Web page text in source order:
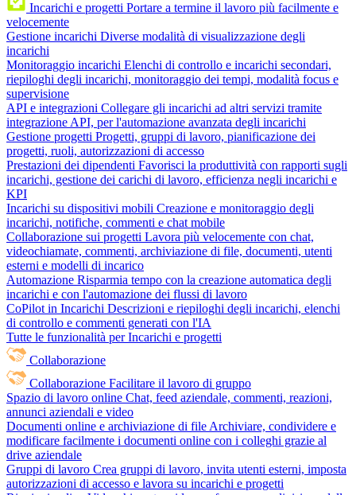
Incarichi e progetti Portare a termine il lavoro più facilmente e
velocemente
Gestione incarichi Diverse modalità di visualizzazione degli
incarichi
Monitoraggio incarichi Elenchi di controllo e incarichi secondari,
riepiloghi degli incarichi, monitoraggio dei tempi, modalità focus e
supervisione
API e integrazioni Collegare gli incarichi ad altri servizi tramite
integrazione API, per l'automazione avanzata degli incarichi
Gestione progetti Progetti, gruppi di lavoro, pianificazione dei
progetti, ruoli, autorizzazioni di accesso
Prestazioni dei dipendenti Favorisci la produttività con rapporti sugli
incarichi, gestione dei carichi di lavoro, efficienza negli incarichi e
KPI
Incarichi su dispositivi mobili Creazione e monitoraggio degli
incarichi, notifiche, commenti e chat mobile
Collaborazione sui progetti Lavora più velocemente con chat,
videochiamate, commenti, archiviazione di file, documenti, utenti
esterni e modelli di incarico
Automazione Risparmia tempo con la creazione automatica degli
incarichi e con l'automazione dei flussi di lavoro
CoPilot in Incarichi Descrizioni e riepiloghi degli incarichi, elenchi
di controllo e commenti generati con l'IA
Tutte le funzionalità per Incarichi e progetti
Collaborazione
Collaborazione Facilitare il lavoro di gruppo
Spazio di lavoro online Chat, feed aziendale, commenti, reazioni,
annunci aziendali e video
Documenti online e archiviazione di file Archiviare, condividere e
modificare facilmente i documenti online con i colleghi grazie al
drive aziendale
Gruppi di lavoro Crea gruppi di lavoro, invita utenti esterni, imposta
autorizzazioni di accesso e lavora su incarichi e progetti